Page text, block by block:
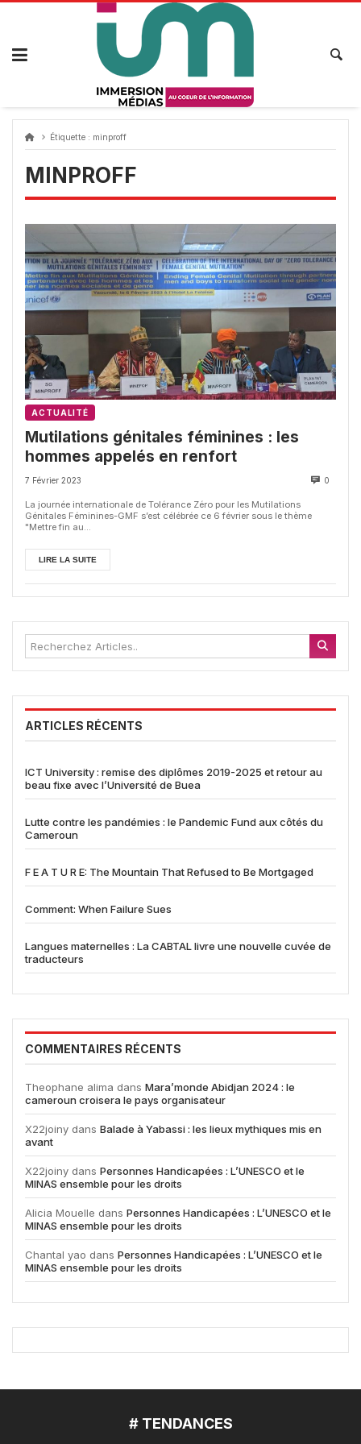
Passer
Étiquette : minproff
MINPROFF
ACTUALITÉ
Mutilations génitales féminines : les
hommes appelés en renfort
7 Février 2023 0
La journée internationale de Tolérance Zéro pour les Mutilations
Génitales Féminines-GMF s’est célébrée ce 6 février sous le thème
"Mettre fin au...
LIRE LA SUITE
ARTICLES RÉCENTS
ICT University : remise des diplômes 2019-2025 et retour au
beau fixe avec l’Université de Buea
Lutte contre les pandémies : le Pandemic Fund aux côtés du
Cameroun
F E A T U R E: The Mountain That Refused to Be Mortgaged
Comment: When Failure Sues
Langues maternelles : La CABTAL livre une nouvelle cuvée de
traducteurs
COMMENTAIRES RÉCENTS
Theophane alima dans Mara’monde Abidjan 2024 : le
cameroun croisera le pays organisateur
X22joiny dans Balade à Yabassi : les lieux mythiques mis en
avant
X22joiny dans Personnes Handicapées : L’UNESCO et le
MINAS ensemble pour les droits
Alicia Mouelle dans Personnes Handicapées : L’UNESCO et le
MINAS ensemble pour les droits
Chantal yao dans Personnes Handicapées : L’UNESCO et le
MINAS ensemble pour les droits
# TENDANCES